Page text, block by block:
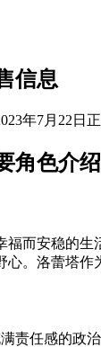
信息
年7月22日
角色介绍
福而安稳的
心。洛蕾塔作
满责任感的政